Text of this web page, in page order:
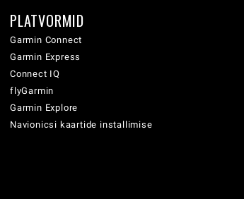
PLATVORMID
Garmin Connect
Garmin Express
Connect IQ
flyGarmin
Garmin Explore
Navionicsi kaartide installimise